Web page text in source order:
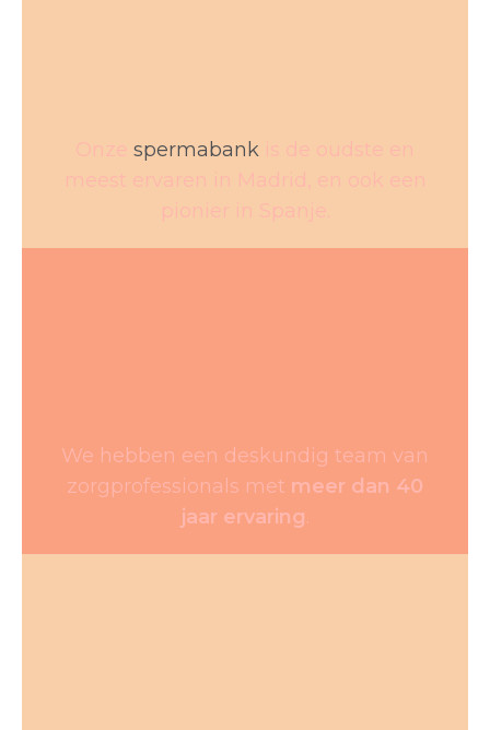
Onze spermabank is de oudste en
meest ervaren in Madrid, en ook een
pionier in Spanje.
We hebben een deskundig team van
zorgprofessionals met meer dan 40
jaar ervaring.